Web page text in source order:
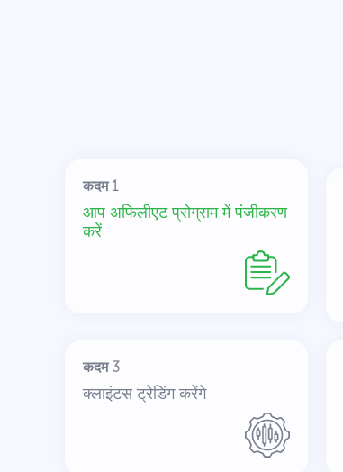
कदम 1
आप अफिलीएट प्रोग्राम में पंजीकरण
करें
कदम 3
क्लाइंटस ट्रेडिंग करेंगे